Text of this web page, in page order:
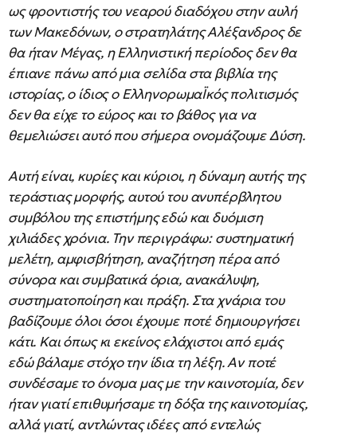
ως φροντιστής του νεαρού διαδόχου στην αυλή
των Μακεδόνων, ο στρατηλάτης Αλέξανδρος δε
θα ήταν Μέγας, η Ελληνιστική περίοδος δεν θα
έπιανε πάνω από μια σελίδα στα βιβλία της
ιστορίας, ο ίδιος ο ΕλληνορωμαΪκός πολιτισμός
δεν θα είχε το εύρος και το βάθος για να
θεμελιώσει αυτό που σήμερα ονομάζουμε Δύση.
Αυτή είναι, κυρίες και κύριοι, η δύναμη αυτής της
τεράστιας μορφής, αυτού του ανυπέρβλητου
συμβόλου της επιστήμης εδώ και δυόμιση
χιλιάδες χρόνια. Την περιγράφω: συστηματική
μελέτη, αμφισβήτηση, αναζήτηση πέρα από
σύνορα και συμβατικά όρια, ανακάλυψη,
συστηματοποίηση και πράξη. Στα χνάρια του
βαδίζουμε όλοι όσοι έχουμε ποτέ δημιουργήσει
κάτι. Και όπως κι εκείνος ελάχιστοι από εμάς
εδώ βάλαμε στόχο την ίδια τη λέξη. Αν ποτέ
συνδέσαμε το όνομα μας με την καινοτομία, δεν
ήταν γιατί επιθυμήσαμε τη δόξα της καινοτομίας,
αλλά γιατί, αντλώντας ιδέες από εντελώς